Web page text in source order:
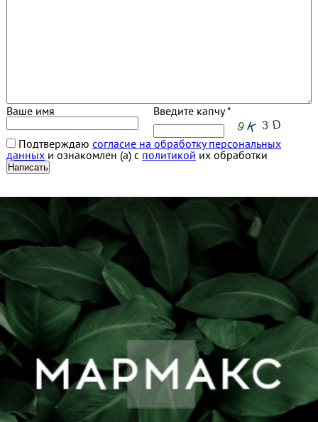
Ваше имя Введите капчу *
Подтверждаю согласие на обработку персональных
данныхи ознакомлен (а) с политикой их обработки